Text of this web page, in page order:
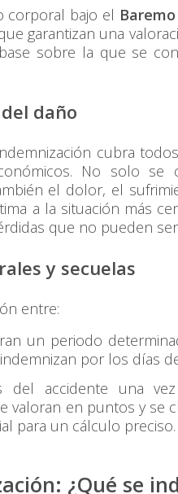
corporal bajo el
garantizan una
sobre la que se
daño
cubra
No solo se
el dolor, el
a la situación más
que no pueden
y secuelas
entre:
un periodo
por los días
del accidente una
valoran en puntos y se
para un cálculo preciso.
¿Qué se